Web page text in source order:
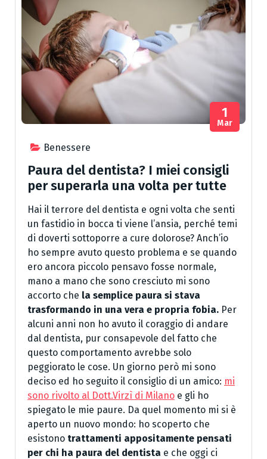
Benessere
1
Mar
Paura del dentista? I miei consigli
per superarla una volta per tutte
Hai il terrore del dentista e ogni volta che senti
un fastidio in bocca ti viene l’ansia, perché temi
di doverti sottoporre a cure dolorose? Anch’io
ho sempre avuto questo problema e se quando
ero ancora piccolo pensavo fosse normale,
mano a mano che sono cresciuto mi sono
accorto che la semplice paura si stava
trasformando in una vera e propria fobia. Per
alcuni anni non ho avuto il coraggio di andare
dal dentista, pur consapevole del fatto che
questo comportamento avrebbe solo
peggiorato le cose. Un giorno però mi sono
deciso ed ho seguito il consiglio di un amico: mi
sono rivolto al Dott.Virzì di Milano e gli ho
spiegato le mie paure. Da quel momento mi si è
aperto un nuovo mondo: ho scoperto che
esistono trattamenti appositamente pensati
per chi ha paura del dentista e che oggi ci